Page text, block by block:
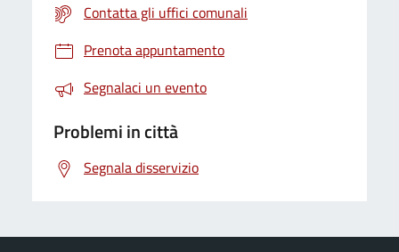
Contatta gli uffici comunali
Prenota appuntamento
Segnalaci un evento
Problemi in città
Segnala disservizio